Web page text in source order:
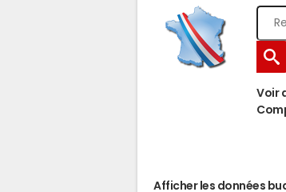
Voir
Afficher les données